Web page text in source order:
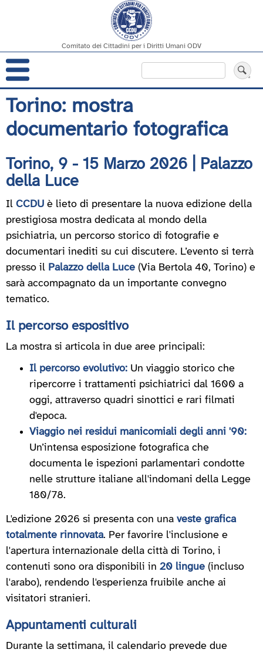
Salta
contenuto
Comitato dei Cittadini per i Diritti Umani ODV
Navigazione
principale
Torino: mostra
documentario fotografica
Torino, 9 - 15 Marzo 2026 | Palazzo
della Luce
Il CCDU è lieto di presentare la nuova edizione della
prestigiosa mostra dedicata al mondo della
psichiatria, un percorso storico di fotografie e
documentari inediti su cui discutere. L’evento si terrà
presso il Palazzo della Luce (Via Bertola 40, Torino) e
sarà accompagnato da un importante convegno
tematico.
Il percorso espositivo
La mostra si articola in due aree principali:
Il percorso evolutivo: Un viaggio storico che
ripercorre i trattamenti psichiatrici dal 1600 a
oggi, attraverso quadri sinottici e rari filmati
d'epoca.
Viaggio nei residui manicomiali degli anni '90:
Un’intensa esposizione fotografica che
documenta le ispezioni parlamentari condotte
nelle strutture italiane all'indomani della Legge
180/78.
L'edizione 2026 si presenta con una veste grafica
totalmente rinnovata. Per favorire l'inclusione e
l'apertura internazionale della città di Torino, i
contenuti sono ora disponibili in 20 lingue (incluso
l'arabo), rendendo l'esperienza fruibile anche ai
visitatori stranieri.
Appuntamenti culturali
Durante la settimana, il calendario prevede due